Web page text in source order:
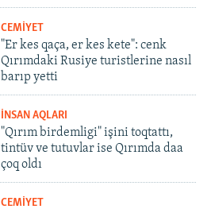
CEMİYET
"Er kes qaça, er kes kete": cenk
Qırımdaki Rusiye turistlerine nasıl
barıp yetti
İNSAN AQLARI
"Qırım birdemligi" işini toqtattı,
tintüv ve tutuvlar ise Qırımda daa
çoq oldı
CEMİYET